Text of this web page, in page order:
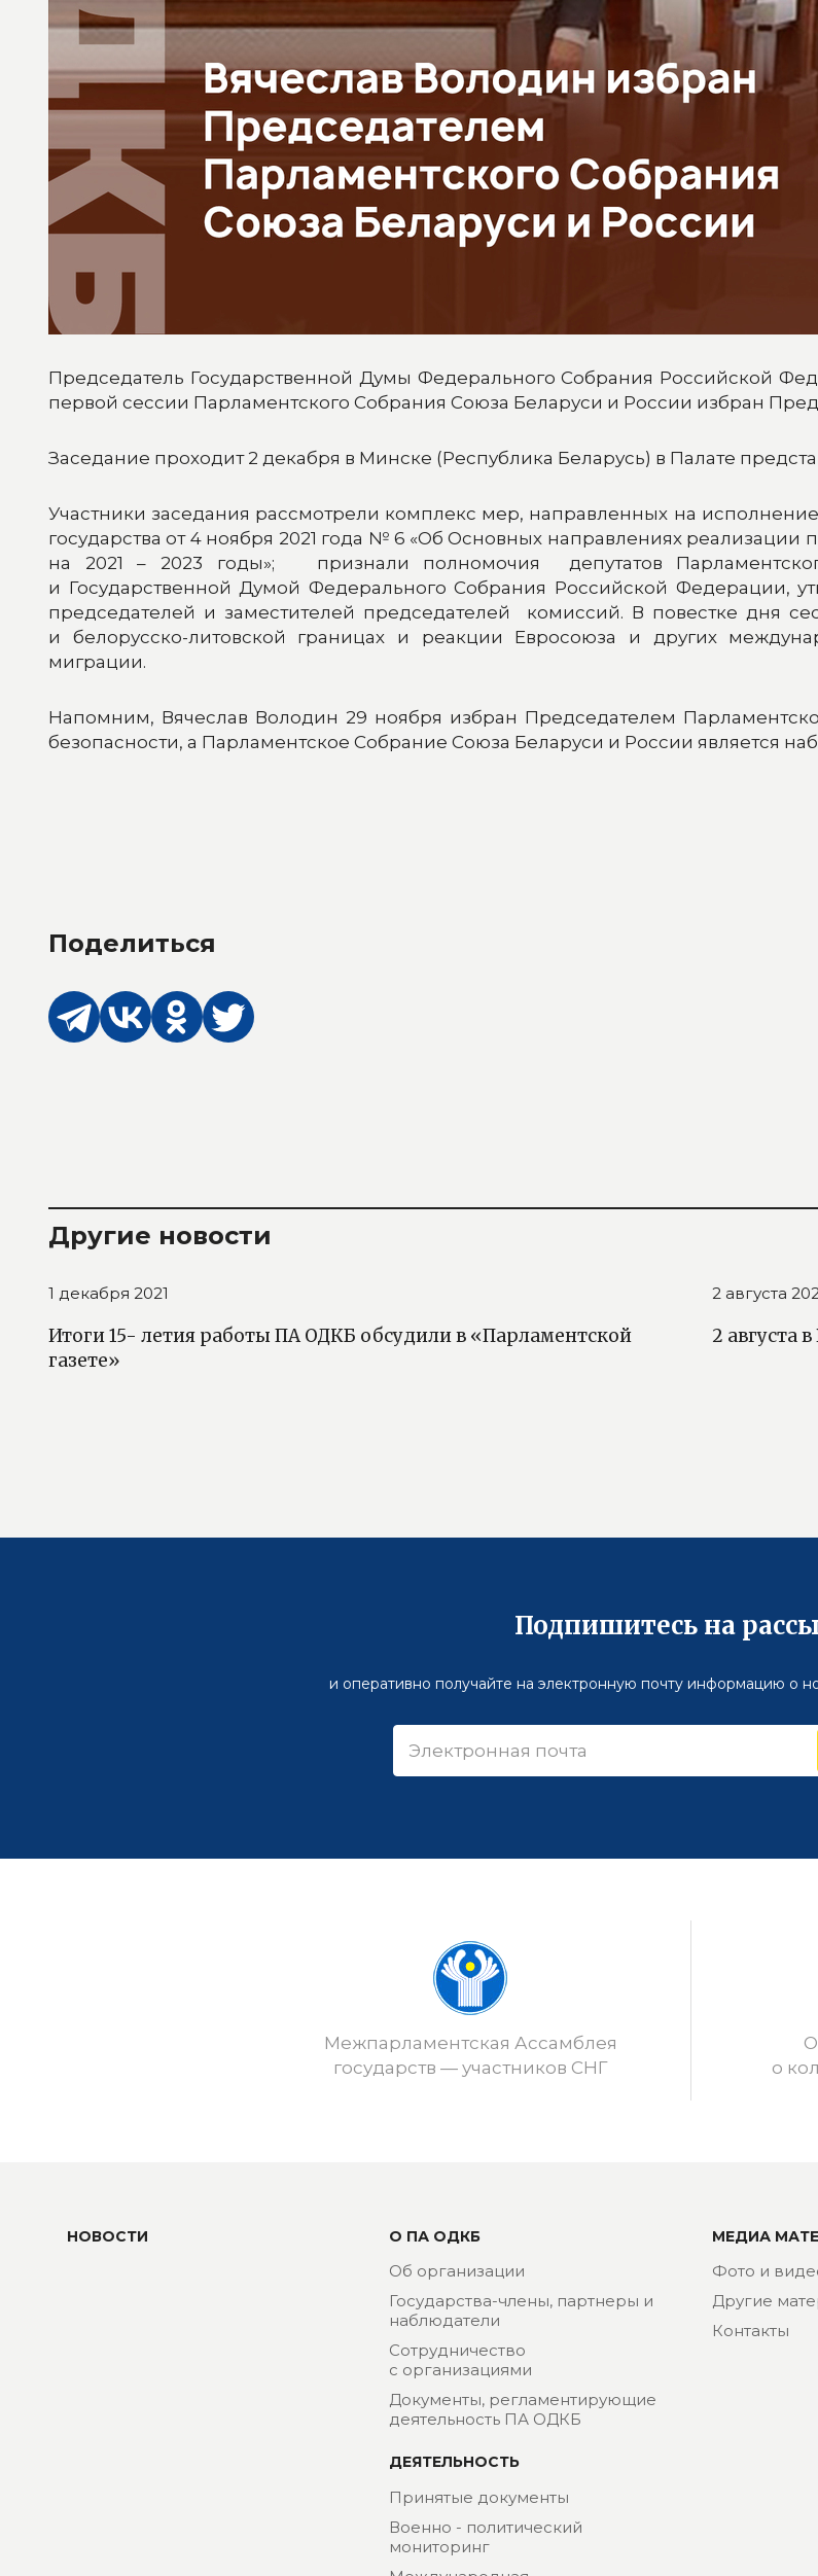
Председатель Государственной Думы Федерального Собрания Российской
первой сессии Парламентского Собрания Союза Беларуси и России избран
Заседание проходит 2 декабря в Минске (Республика Беларусь) в Палате
Участники заседания рассмотрели комплекс мер, направленных на
государства от 4 ноября 2021 года № 6 «Об Основных направлениях
на 2021 – 2023 годы»; признали полномочия депутатов
и Государственной Думой Федерального Собрания Российской Федерации,
председателей и заместителей председателей комиссий. В повестке дня
и белорусско-литовской границах и реакции Евросоюза и других
миграции.
Напомним, Вячеслав Володин 29 ноября избран Председателем
безопасности, а Парламентское Собрание Союза Беларуси и России является
Поделиться
Другие новости
1 декабря 2021
Итоги 15- летия работы ПА ОДКБ обсудили в «Парламентской
газете»
2 августа
2 августа
Подпишитесь на
и оперативно получайте на электронную почту информацию о
Межпарламентская Ассамблея
государств — участников СНГ
о
НОВОСТИ О ПА ОДКБ
Об организации
Государства-члены, партнеры и
наблюдатели
Сотрудничество
с организациями
Документы, регламентирующие
деятельность ПА ОДКБ
ДЕЯТЕЛЬНОСТЬ
Принятые документы
Военно - политический
мониторинг
МЕДИА
Фото и
Другие
Контакты